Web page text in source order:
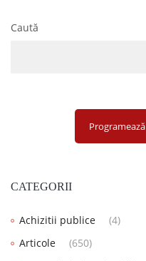
Caută
CATEGORII
Achizitii publice
(4)
Articole
(650)